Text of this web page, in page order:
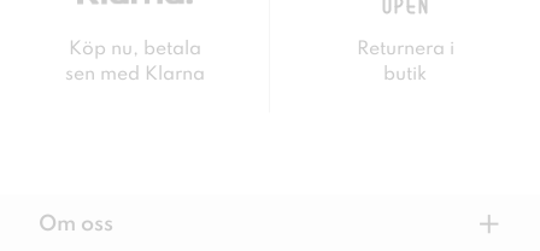
Köp nu, betala
sen med Klarna
Returnera i
butik
Om oss +